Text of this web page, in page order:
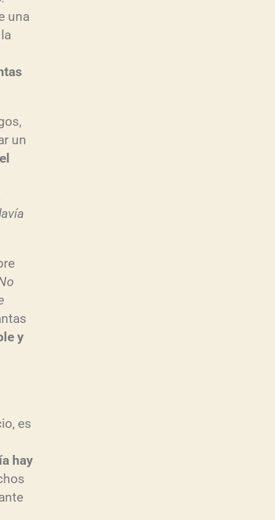
una
un
y
es
hay